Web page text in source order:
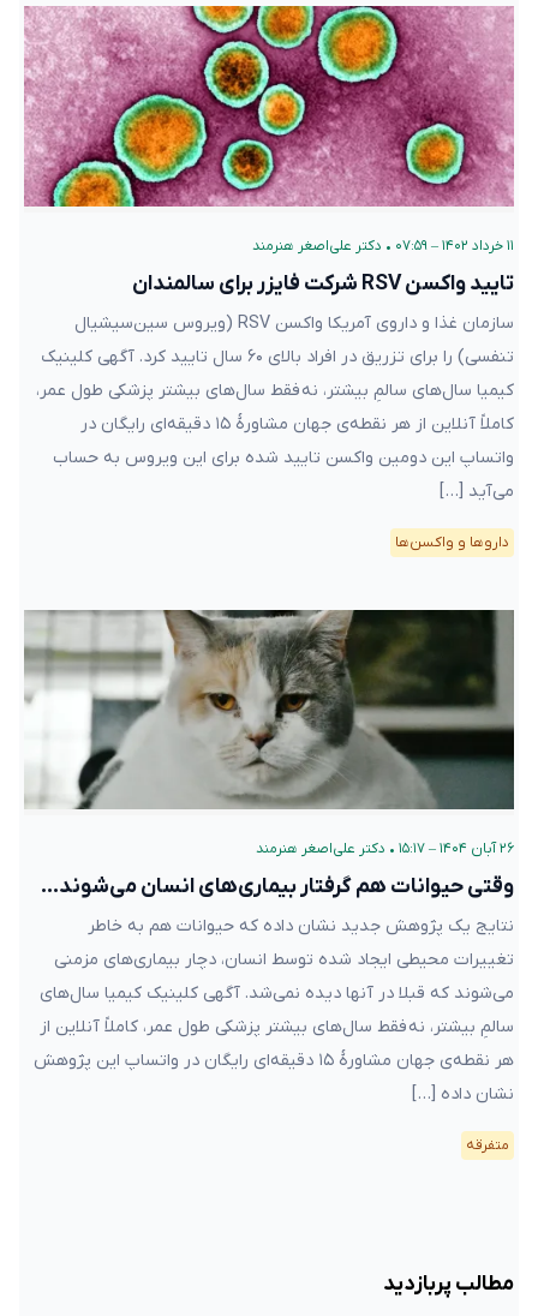
۱۱ خرداد ۱۴۰۲ – ۰۷:۵۹ • دکتر علی‌اصغر هنرمند
تایید واکسن RSV شرکت فایزر برای سالمندان
سازمان غذا و داروی آمریکا واکسن RSV (ویروس سین‌سیشیال
تنفسی) را برای تزریق در افراد بالای ۶۰ سال تایید کرد. آگهی کلینیک
کیمیا سال‌های سالمِ بیشتر، نه فقط سال‌های بیشتر پزشکی طول عمر،
کاملاً آنلاین از هر نقطه‌ی جهان مشاورهٔ ۱۵ دقیقه‌ای رایگان در
واتساپ این دومین واکسن تایید شده برای این ویروس به حساب
می‌آید […]
دارو‌ها و واکسن‌ها
۲۶ آبان ۱۴۰۴ – ۱۵:۱۷ • دکتر علی‌اصغر هنرمند
وقتی حیوانات هم گرفتار بیماری‌های انسان می‌شوند…
نتایج یک پژوهش جدید نشان داده که حیوانات هم به خاطر
تغییرات محیطی ایجاد شده توسط انسان، دچار بیماری‌های مزمنی
می‌شوند که قبلا در آنها دیده نمی‌شد. آگهی کلینیک کیمیا سال‌های
سالمِ بیشتر، نه فقط سال‌های بیشتر پزشکی طول عمر، کاملاً آنلاین از
هر نقطه‌ی جهان مشاورهٔ ۱۵ دقیقه‌ای رایگان در واتساپ این پژوهش
نشان داده […]
متفرقه
مطالب پربازدید